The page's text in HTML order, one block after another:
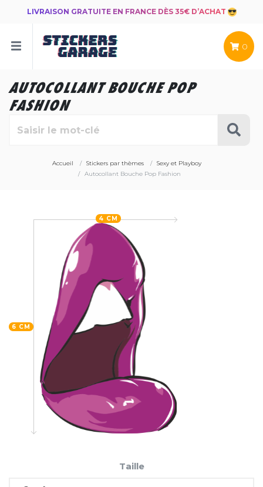
LIVRAISON GRATUITE EN FRANCE DÈS 35€ D’ACHAT
0
AUTOCOLLANT BOUCHE POP
FASHION
Accueil Stickers par thèmes
Sexy et Playboy
Autocollant Bouche Pop Fashion
6 CM
4 CM
Taille